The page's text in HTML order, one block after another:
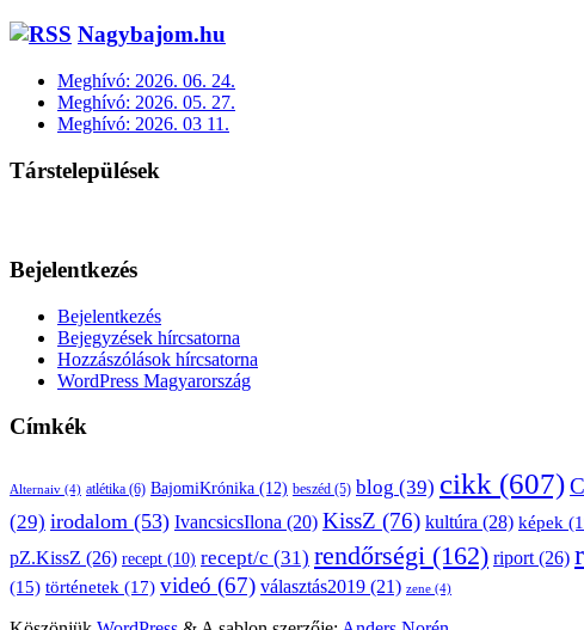
Nagybajom.hu
Meghívó: 2026. 06. 24.
Meghívó: 2026. 05. 27.
Meghívó: 2026. 03 11.
Társtelepülések
Bejelentkezés
Bejelentkezés
Bejegyzések hírcsatorna
Hozzászólások hírcsatorna
WordPress Magyarország
Címkék
Alternaiv (4) atlétika (6) BajomiKrónika (12) beszéd (5) blog (39) cikk (607)
(29) irodalom (53) IvancsicsIlona (20) KissZ (76) kultúra (28) képek
pZ.KissZ (26) recept (10) recept/c (31) rendőrségi (162) riport(26)
(15) történetek (17) videó (67) választás2019 (21) zene (4)